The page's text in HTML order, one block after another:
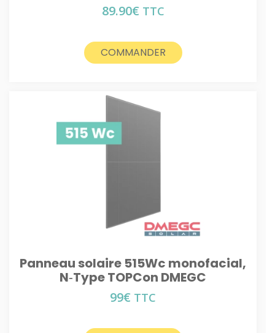
89.90€ TTC
COMMANDER
Panneau solaire 515Wc monofacial,
N‑Type TOPCon DMEGC
99€ TTC